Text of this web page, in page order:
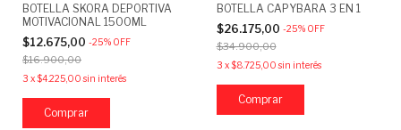
BOTELLA SKORA DEPORTIVA
MOTIVACIONAL 1500ML
$12.675,00 -25% OFF
$16.900,00
3 x$4.225,00 sin interés
BOTELLA CAPYBARA 3 EN 1
$26.175,00 -25% OFF
$34.900,00
3 x$8.725,00 sin interés